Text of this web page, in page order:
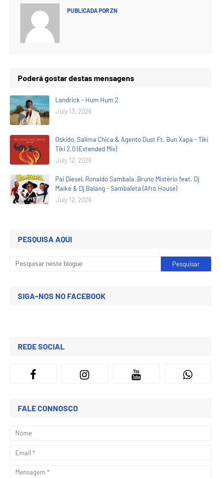
PUBLICADA PORZN
Poderá gostar destas mensagens
Landrick - Hum Hum 2
July 13, 2026
Oskido, Salima Chica & Agento Dust Ft. Bun Xapa - Tiki
Tiki 2.0 (Extended Mix)
July 12, 2026
Pai Diesel, Ronaldo Sambala, Bruno Mistério feat. Dj
Maike & Dj Balang - Sambaleta (Afro House)
July 12, 2026
PESQUISA AQUI
SIGA-NOS NO FACEBOOK
REDE SOCIAL
FALE CONNOSCO